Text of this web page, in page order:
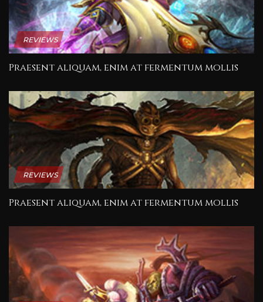
REVIEWS
Praesent aliquam, enim at fermentum mollis
REVIEWS
Praesent aliquam, enim at fermentum mollis